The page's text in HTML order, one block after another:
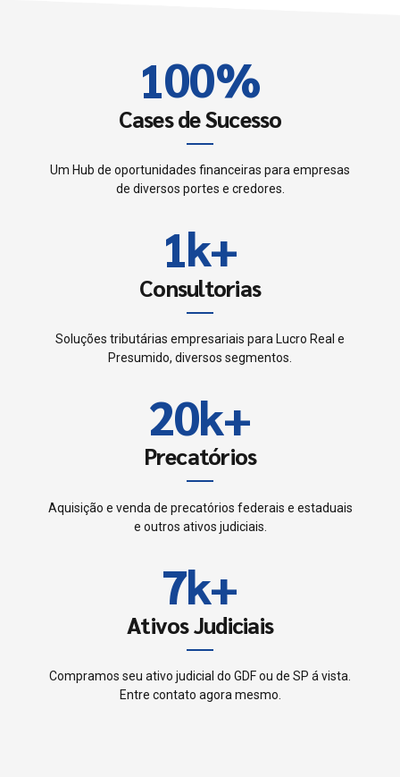
1
2
3
5
6
7
8
9
0
00%
Cases de Sucesso
Um Hub de oportunidades financeiras para empresas
de diversos portes e credores.
0
1
2
3
4
5
6
7
8
9
0
k+
Consultorias
Soluções tributárias empresariais para Lucro Real e
Presumido, diversos segmentos.
0
1
2
3
4
5
6
7
8
3
4
5
6
7
8
9
0k+
Precatórios
Aquisição e venda de precatórios federais e estaduais
e outros ativos judiciais.
0
1
2
3
4
5
6
7
8
9
k+
Ativos Judiciais
Compramos seu ativo judicial do GDF ou de SP á vista.
Entre contato agora mesmo.